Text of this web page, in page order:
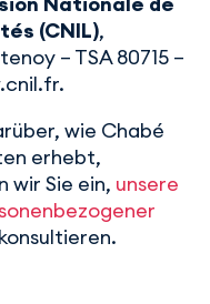
(CNIL),
– TSA 80715 –
wie Chabé
erhebt,
wir Sie ein, unsere